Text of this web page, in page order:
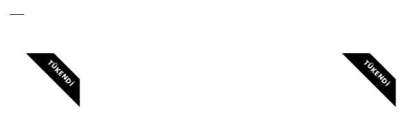
TÜKENDI TÜKENDI